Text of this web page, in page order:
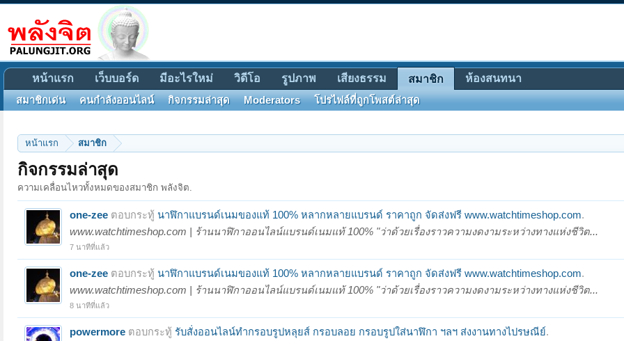
หน้าแรก สมาชิก
กิจกรรมล่าสุด
ความเคลื่อนไหวทั้งหมดของสมาชิก พลังจิต.
one-zee ตอบกระทู้ นาฬิกาแบรนด์เนมของแท้ 100% หลากหลายแบรนด์ ราคาถูก จัดส่งฟรี www.watchtimeshop.com.
www.watchtimeshop.com | ร้านนาฬิกาออนไลน์แบรนด์เนมแท้ 100% "ว่าด้วยเรื่องราวความงดงามระหว่างทางแห่งชีวิต...
7 นาทีที่แล้ว
one-zee ตอบกระทู้ นาฬิกาแบรนด์เนมของแท้ 100% หลากหลายแบรนด์ ราคาถูก จัดส่งฟรี www.watchtimeshop.com.
www.watchtimeshop.com | ร้านนาฬิกาออนไลน์แบรนด์เนมแท้ 100% "ว่าด้วยเรื่องราวความงดงามระหว่างทางแห่งชีวิต...
8 นาทีที่แล้ว
powermore ตอบกระทู้ รับสั่งออนไลน์ทำกรอบรูปหลุยส์ กรอบลอย กรอบรูปใส่นาฬิกา ฯลฯ ส่งงานทางไปรษณีย์.
หน้าแรก เว็บบอร์ด มีอะไรใหม่ วิดีโอ รูปภาพ เสียงธรรม สมาชิก
สมาชิกเด่น คนกำลังออนไลน์ กิจกรรมล่าสุด Moderators โปรไฟล์ที่ถูกโพสต์ล่าสุด
ห้องสนทนา